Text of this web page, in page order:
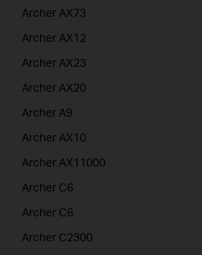
Archer AX73
Archer AX12
Archer AX23
Archer AX20
Archer A9
Archer AX10
Archer AX11000
Archer C6
Archer C6
Archer C2300